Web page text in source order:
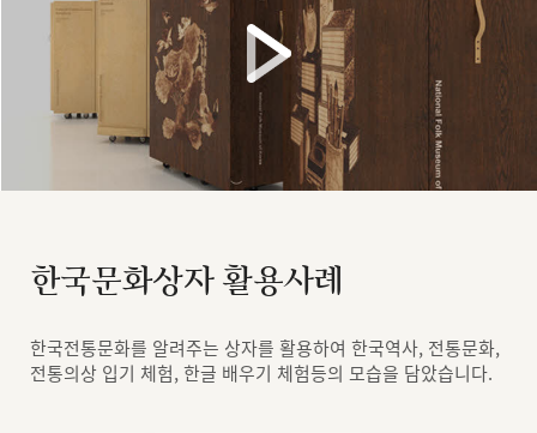
한국문화상자 활용사례
한국전통문화를 알려주는 상자를 활용하여 한국역사, 전통문화,
전통의상 입기 체험, 한글 배우기 체험등의 모습을 담았습니다.